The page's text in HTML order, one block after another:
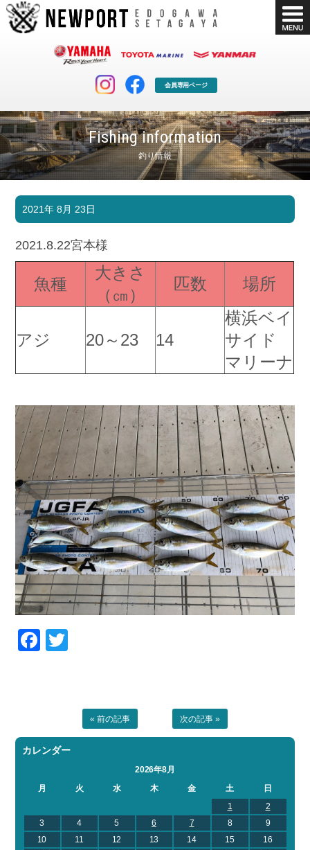
会員専用ページ
Fishing information
釣り情報
マリンクラブ
マリンライフを堪能したい！
ボート販売
ボート免許
長年の実績と信頼！
店舗情報 公式ブログ
Contact us
会社概要
Company
リンク集
2021年 8月 23日
2021.8.22宮本様
魚種
大きさ
（㎝）
匹数 場所
アジ 20～23 14
横浜ベイ
サイド
マリーナ
Facebook
« 前の記事 次の記事 »
カレンダー
2026年8月
月
火 水 木 金 土
日
1
2
3
4 5 6 7 8
9
10
11 12 13 14 15
16